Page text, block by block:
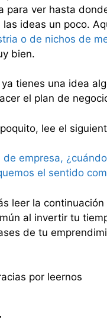
para ver hasta
ideas un poco.
o de nichos de
bien.
tienes una idea
el plan de
lee el
de empresa,
el sentido
leer la
al invertir tu
de tu
por leernos